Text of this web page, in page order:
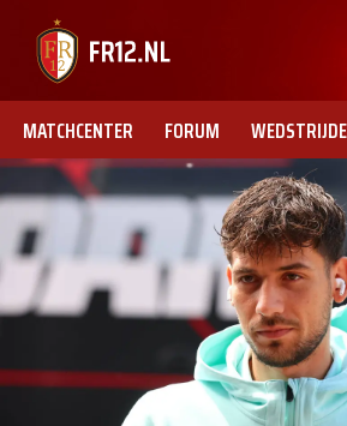
MATCHCENTER FORUM